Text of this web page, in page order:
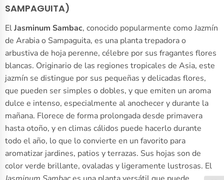
SAMPAGUITA)
ElJasminum Sambac, conocido popularmente como Jazmín
de Arabia o Sampaguita, es una planta trepadora o
arbustiva de hoja perenne, célebre por sus fragantes flores
blancas. Originario de las regiones tropicales de Asia, este
jazmín se distingue por sus pequeñas y delicadas flores,
que pueden ser simples o dobles, y que emiten un aroma
dulce e intenso, especialmente al anochecer y durante la
mañana. Florece de forma prolongada desde primavera
hasta otoño, y en climas cálidos puede hacerlo durante
todo el año, lo que lo convierte en un favorito para
aromatizar jardines, patios y terrazas. Sus hojas son de
color verde brillante, ovaladas y ligeramente lustrosas. El